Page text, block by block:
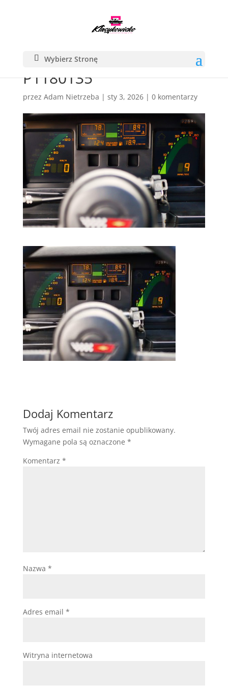
Wybierz Stronę
P1180135
przez Adam Nietrzeba | sty 3, 2026| 0 komentarzy
Dodaj Komentarz
Twój adres email nie zostanie opublikowany.
Wymagane pola są oznaczone *
Komentarz *
Nazwa *
Adres email *
Witryna internetowa